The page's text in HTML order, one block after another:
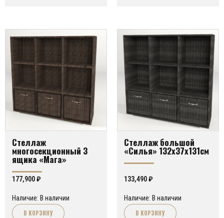
Стеллаж
многосекционный 3
ящика «Мага»
177,900₽
Наличие: В наличии
В КОРЗИНУ
Стеллаж большой
«Силья» 132х37х131см
133,490₽
Наличие: В наличии
В КОРЗИНУ